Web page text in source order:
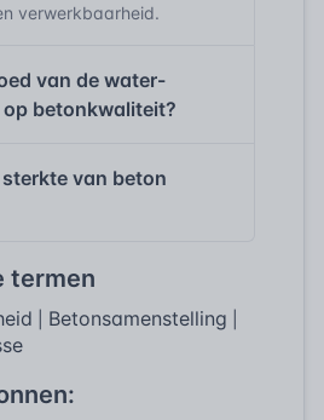
verwerkbaarheid.
van de water-
betonkwaliteit?
van beton
termen
Betonsamenstelling